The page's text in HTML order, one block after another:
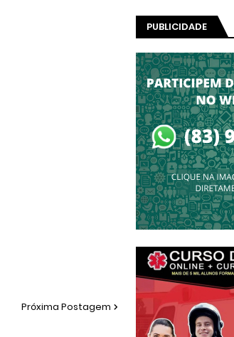
Próxima Postagem
PUBLICIDADE